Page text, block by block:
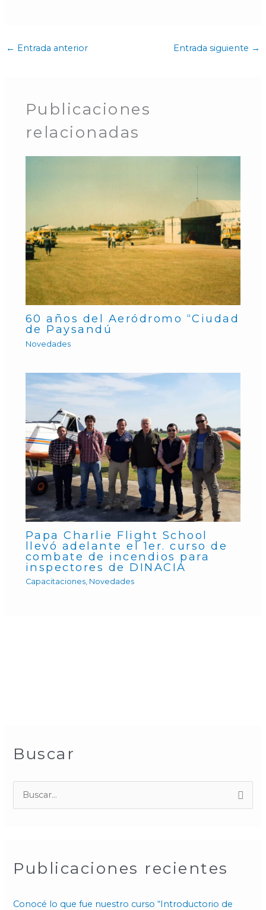
← Entrada anterior Entrada siguiente →
Publicaciones
relacionadas
60 años del Aeródromo “Ciudad
de Paysandú
Novedades
Papa Charlie Flight School
llevó adelante el 1er. curso de
combate de incendios para
inspectores de DINACIA
Capacitaciones, Novedades
Buscar
a
p
Publicaciones recientes
Conocé lo que fue nuestro curso “Introductorio de